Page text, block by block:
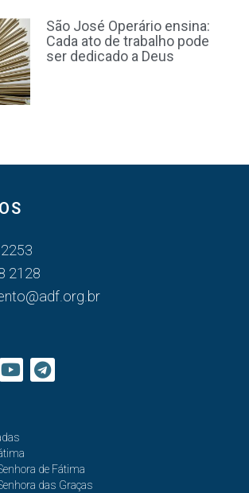
São José Operário ensina:
Cada ato de trabalho pode
ser dedicado a Deus
2128
de Fátima
das Graças